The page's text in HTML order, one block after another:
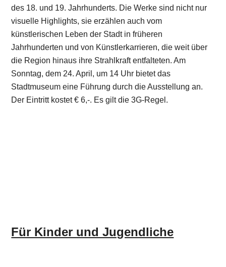
des 18. und 19. Jahrhunderts. Die Werke sind nicht nur
visuelle Highlights, sie erzählen auch vom
künstlerischen Leben der Stadt in früheren
Jahrhunderten und von Künstlerkarrieren, die weit über
die Region hinaus ihre Strahlkraft entfalteten. Am
Sonntag, dem 24. April, um 14 Uhr bietet das
Stadtmuseum eine Führung durch die Ausstellung an.
Der Eintritt kostet € 6,-. Es gilt die 3G-Regel.
Für Kinder und Jugendliche